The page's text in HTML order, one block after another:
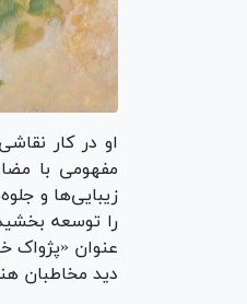
او در کار
مفهومی با
زیبایی‌ها و
را توسعه بخشید
دید مخاطبان